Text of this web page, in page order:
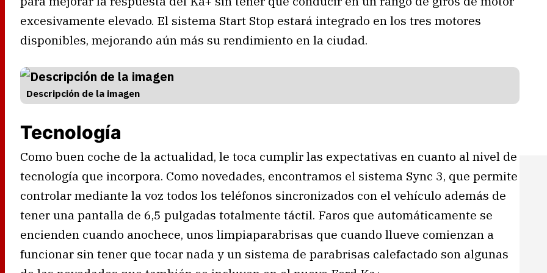
excesivamente elevado. El sistema Start Stop estará integrado en los tres motores
disponibles, mejorando aún más su rendimiento en la ciudad.
Descripción de la imagen
Tecnología
Como buen coche de la actualidad, le toca cumplir las expectativas en cuanto al nivel de
tecnología que incorpora. Como novedades, encontramos el sistema Sync 3, que permite
controlar mediante la voz todos los teléfonos sincronizados con el vehículo además de
tener una pantalla de 6,5 pulgadas totalmente táctil. Faros que automáticamente se
encienden cuando anochece, unos limpiaparabrisas que cuando llueve comienzan a
funcionar sin tener que tocar nada y un sistema de parabrisas calefactado son algunas